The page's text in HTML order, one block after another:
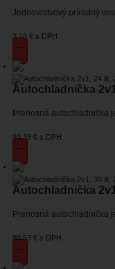
Jednovrstvový prírodný
3,18 € s DPH
Autochladnička
Prenosná autochladnička
93,38 € s DPH
Autochladnička
Prenosná autochladnička
89,53 € s DPH